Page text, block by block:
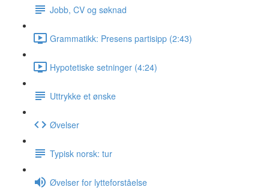
Jobb, CV og søknad
Grammatikk: Presens partisipp (2:43)
Hypotetiske setninger (4:24)
Uttrykke et ønske
Øvelser
Typisk norsk: tur
Øvelser for lytteforståelse